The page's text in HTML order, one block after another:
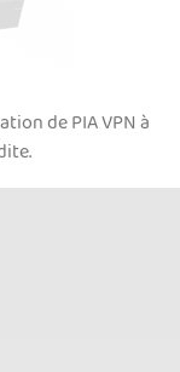
de PIA VPN à